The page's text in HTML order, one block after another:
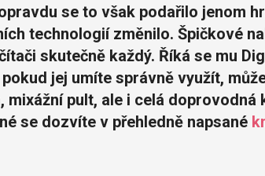
se to však podařilo jenom
technologií změnilo. Špičkové
skutečně každý. Říká se mu
jej umíte správně využít,
mixážní pult, ale i celá doprovodná
se dozvíte v přehledně napsané